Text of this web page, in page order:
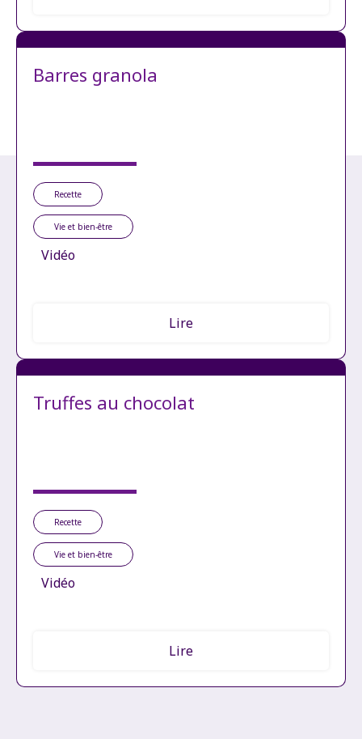
Barres granola
Recette
Vie et bien-être
Vidéo
Lire
Truffes au chocolat
Recette
Vie et bien-être
Vidéo
Lire